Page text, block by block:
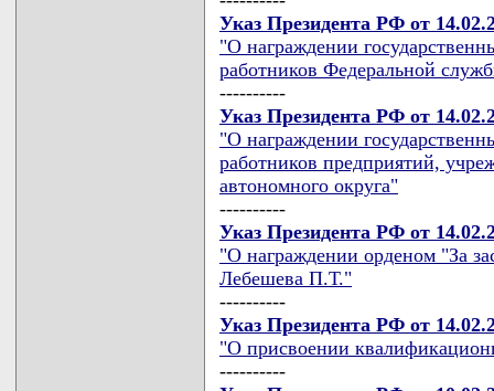
Указ Президента РФ от
"О награждении
работников Федеральной
----------
Указ Президента РФ от
"О награждении
работников предприятий,
автономного округа"
----------
Указ Президента РФ от
"О награждении орденом "За
Лебешева П.Т."
----------
Указ Президента РФ от
"О присвоении
----------